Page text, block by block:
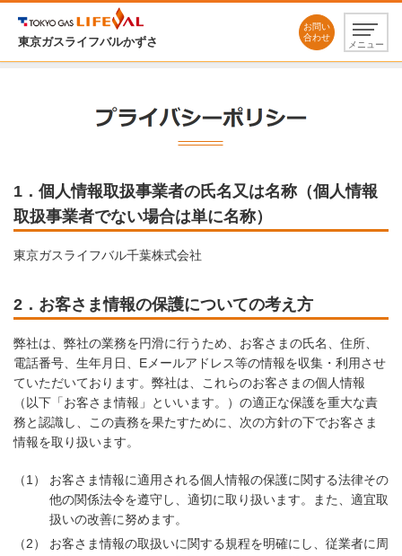
東京ガスライフバルかずさ
お問い
合わせ
メニュー
1．個人情報取扱事業者の氏名又は名称（個人情報
取扱事業者でない場合は単に名称）
東京ガスライフバル千葉株式会社
2．お客さま情報の保護についての考え方
弊社は、弊社の業務を円滑に行うため、お客さまの氏名、住所、
電話番号、生年月日、Eメールアドレス等の情報を収集・利用させ
ていただいております。弊社は、これらのお客さまの個人情報
（以下「お客さま情報」といいます。）の適正な保護を重大な責
務と認識し、この責務を果たすために、次の方針の下でお客さま
情報を取り扱います。
（1）
お客さま情報に適用される個人情報の保護に関する法律その
他の関係法令を遵守し、適切に取り扱います。また、適宜取
扱いの改善に努めます。
（2）
お客さま情報の取扱いに関する規程を明確にし、従業者に周